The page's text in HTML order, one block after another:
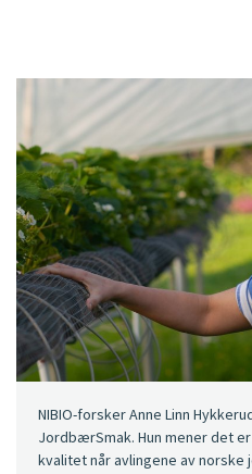
NIBIO-forsker Anne Linn
JordbærSmak. Hun mener det
kvalitet når avlingene av